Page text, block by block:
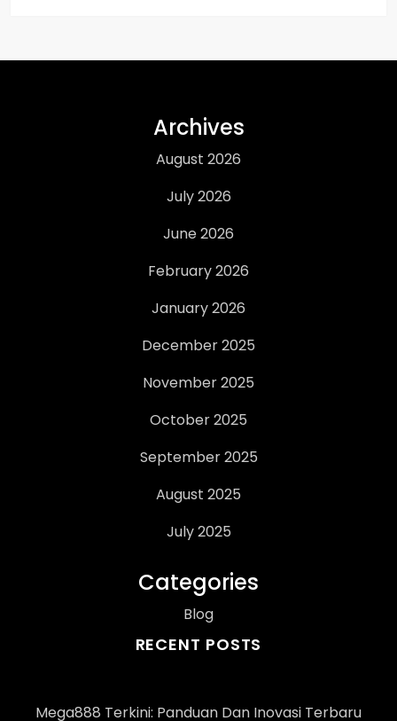
Archives
August 2026
July 2026
June 2026
February 2026
January 2026
December 2025
November 2025
October 2025
September 2025
August 2025
July 2025
Categories
Blog
RECENT POSTS
Mega888 Terkini: Panduan Dan Inovasi Terbaru